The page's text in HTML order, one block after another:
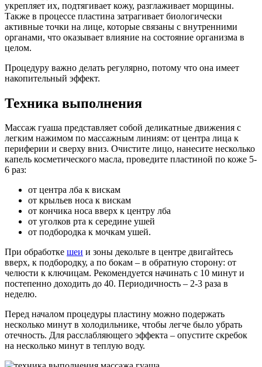
укрепляет их, подтягивает кожу, разглаживает морщины.
Также в процессе пластина затрагивает биологически
активные точки на лице, которые связаны с внутренними
органами, что оказывает влияние на состояние организма в
целом.
Процедуру важно делать регулярно, потому что она имеет
накопительный эффект.
Техника выполнения
Массаж гуаша представляет собой деликатные движения с
легким нажимом по массажным линиям: от центра лица к
периферии и сверху вниз. Очистите лицо, нанесите несколько
капель косметического масла, проведите пластиной по коже 5-
6 раз:
от центра лба к вискам
от крыльев носа к вискам
от кончика носа вверх к центру лба
от уголков рта к середине ушей
от подбородка к мочкам ушей.
При обработке шеи и зоны декольте в центре двигайтесь
вверх, к подбородку, а по бокам – в обратную сторону: от
челюсти к ключицам. Рекомендуется начинать с 10 минут и
постепенно доходить до 40. Периодичность – 2-3 раза в
неделю.
Перед началом процедуры пластину можно подержать
несколько минут в холодильнике, чтобы легче было убрать
отечность. Для расслабляющего эффекта – опустите скребок
на несколько минут в теплую воду.